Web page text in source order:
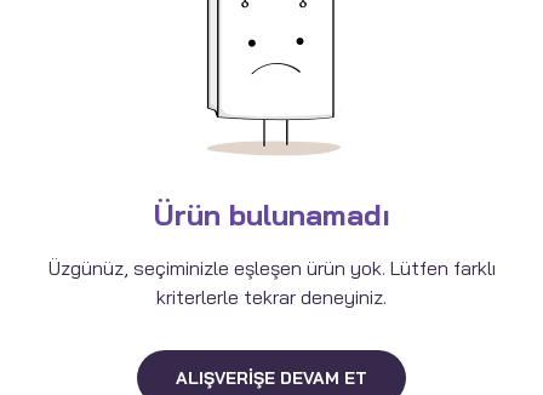
Ürün bulunamadı
Üzgünüz, seçiminizle eşleşen ürün yok. Lütfen farklı
kriterlerle tekrar deneyiniz.
ALIŞVERIŞE DEVAM ET